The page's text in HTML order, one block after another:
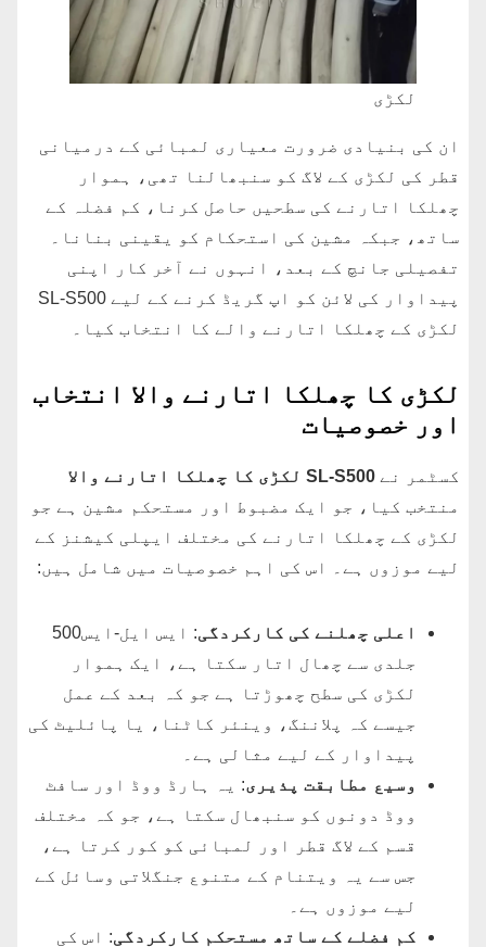
لکڑی
ان کی بنیادی ضرورت معیاری لمبائی کے درمیانی
قطر کی لکڑی کے لاگ کو سنبھالنا تھی، ہموار
چھلکا اتارنے کی سطحیں حاصل کرنا، کم فضلہ کے
ساتھ، جبکہ مشین کی استحکام کو یقینی بنانا۔
تفصیلی جانچ کے بعد، انہوں نے آخر کار اپنی
پیداوار کی لائن کو اپ گریڈ کرنے کے لیے SL-S500
لکڑی کے چھلکا اتارنے والے کا انتخاب کیا۔
لکڑی کا چھلکا اتارنے والا انتخاب
اور خصوصیات
کسٹمر نے SL-S500 لکڑی کا چھلکا اتارنے والا
منتخب کیا، جو ایک مضبوط اور مستحکم مشین ہے جو
لکڑی کے چھلکا اتارنے کی مختلف ایپلی کیشنز کے
لیے موزوں ہے۔ اس کی اہم خصوصیات میں شامل ہیں:
اعلی چھلنے کی کارکردگی
: ایس ایل-ایس500
جلدی سے چھال اتار سکتا ہے، ایک ہموار
لکڑی کی سطح چھوڑتا ہے جو کہ بعد کے عمل
جیسے کہ پلاننگ، وینئر کاٹنا، یا پائلیٹ کی
پیداوار کے لیے مثالی ہے۔
وسیع مطابقت پذیری: یہ ہارڈ ووڈ اور سافٹ
ووڈ دونوں کو سنبھال سکتا ہے، جو کہ مختلف
قسم کے لاگ قطر اور لمبائی کو کور کرتا ہے،
جس سے یہ ویتنام کے متنوع جنگلاتی وسائل کے
لیے موزوں ہے۔
کم فضلے کے ساتھ مستحکم کارکردگی: اس کی